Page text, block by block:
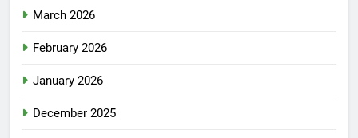
March 2026
February 2026
January 2026
December 2025